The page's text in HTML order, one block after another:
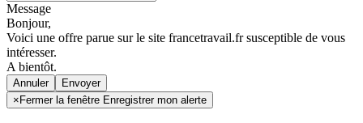
Message
Bonjour,
Voici une offre parue sur le site francetravail.fr susceptible de vous
intéresser.
A bientôt.
Annuler
× Fermer la fenêtre Enregistrer mon alerte